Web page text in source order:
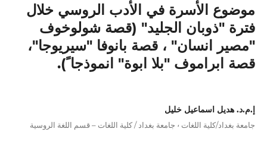
في الأدب الروسي خلال
الجليد" (قصة شولوخوف
، قصة بانوفا "سيريوجا"،
"بلا ابوة" انموذجا ً).
خليل
اللغات، جامعة بغداد / كلية اللغات – قسم اللغة الروسية